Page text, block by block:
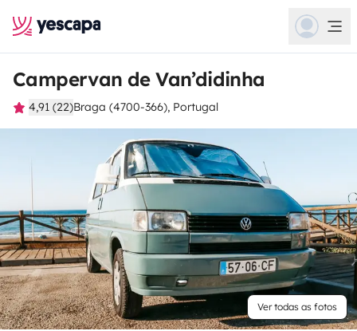
Campervan de Van’didinha
4,91 (22)Braga (4700-366), Portugal
Ver todas as fotos